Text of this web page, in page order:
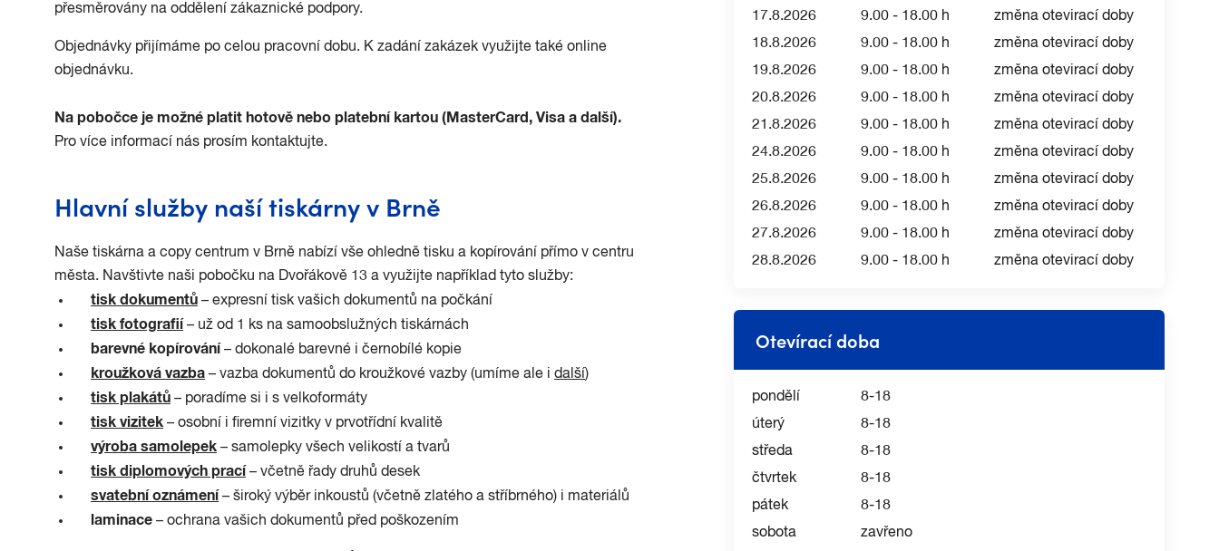
přesměrovány na oddělení zákaznické podpory.
Objednávky přijímáme po celou pracovní dobu. K zadání zakázek využijte také online
objednávku.
Na pobočce je možné platit hotově nebo platební kartou (MasterCard, Visa a další).
Pro více informací nás prosím kontaktujte.
Hlavní služby naší tiskárny v Brně
Naše tiskárna a copy centrum v Brně nabízí vše ohledně tisku a kopírování přímo v centru
města. Navštivte naši pobočku na Dvořákově 13 a využijte například tyto služby:
tisk dokumentů – expresní tisk vašich dokumentů na počkání
tisk fotografií – už od 1 ks na samoobslužných tiskárnách
barevné kopírování – dokonalé barevné i černobílé kopie
kroužková vazba – vazba dokumentů do kroužkové vazby (umíme ale i další)
tisk plakátů – poradíme si i s velkoformáty
tisk vizitek – osobní i firemní vizitky v prvotřídní kvalitě
výroba samolepek – samolepky všech velikostí a tvarů
tisk diplomových prací – včetně řady druhů desek
svatební oznámení – široký výběr inkoustů (včetně zlatého a stříbrného) i materiálů
laminace – ochrana vašich dokumentů před poškozením
17.8.2026
9.00 - 18.00 h
změna otevirací doby
18.8.2026
9.00 - 18.00 h
změna otevirací doby
19.8.2026
9.00 - 18.00 h
změna otevirací doby
20.8.2026
9.00 - 18.00 h
změna otevirací doby
21.8.2026
9.00 - 18.00 h
změna otevirací doby
24.8.2026
9.00 - 18.00 h
změna otevirací doby
25.8.2026
9.00 - 18.00 h
změna otevirací doby
26.8.2026
9.00 - 18.00 h
změna otevirací doby
27.8.2026
9.00 - 18.00 h
změna otevirací doby
28.8.2026
9.00 - 18.00 h změna otevirací doby
Otevírací doba
pondělí
8-18
úterý
8-18
středa
8-18
čtvrtek
8-18
pátek
8-18
sobota
zavřeno